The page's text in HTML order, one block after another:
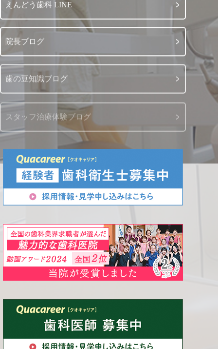
えんどう歯科 LINE
院長ブログ
歯の豆知識ブログ
スタッフ治療体験ブログ